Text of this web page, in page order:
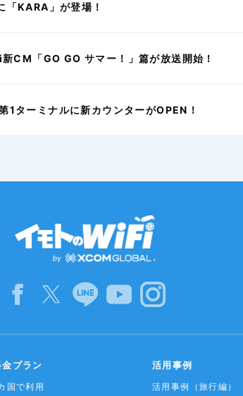
「KARA」が登場！
CM「GO GO サマー！」篇が放送開始！
1ターミナルに新カウンターがOPEN！
金プラン
国で利用
活用事例
活用事例
（旅行編）